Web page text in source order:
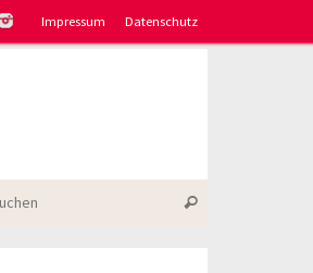
Impressum Datenschutz
Suchen